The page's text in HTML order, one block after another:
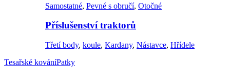
Samostatné, Pevné s obručí, Otočné
Příslušenství traktorů
Třetí body, koule, Kardany, Nástavce, Hřídele
Tesařské kováníPatky